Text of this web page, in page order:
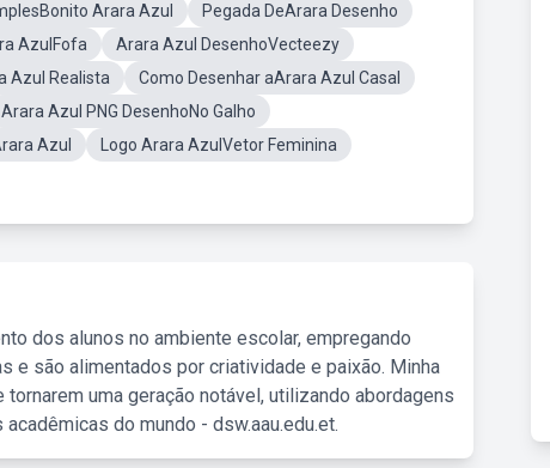
Arara Azul
Pegada DeArara Desenho
AzulFofa
Arara Azul DesenhoVecteezy
Azul Realista
Como Desenhar aArara Azul Casal
Arara Azul PNG DesenhoNo Galho
Azul
Logo Arara AzulVetor Feminina
dos alunos no ambiente escolar, empregando
e são alimentados por criatividade e paixão. Minha
uma geração notável, utilizando abordagens
do mundo - dsw.aau.edu.et.